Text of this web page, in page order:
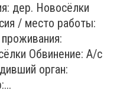
дер. Новосёлки
/ место работы:
Обвинение: А/с
орган: